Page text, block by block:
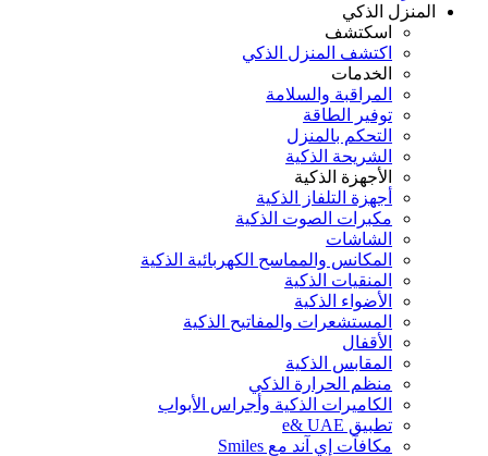
الذكي
اسكتشف
اكتشف المنزل الذكي
الخدمات
المراقبة والسلامة
توفير الطاقة
التحكم بالمنزل
الشريحة الذكية
الأجهزة الذكية
أجهزة التلفاز الذكية
مكبرات الصوت الذكية
الشاشات
المكانس والمماسح الكهربائية الذكية
المنقيات الذكية
الأضواء الذكية
المستشعرات والمفاتيح الذكية
الأقفال
المقابس الذكية
منظم الحرارة الذكي
الكاميرات الذكية وأجراس الأبواب
تطبيق e& UAE
مكافآت إي آند مع Smiles